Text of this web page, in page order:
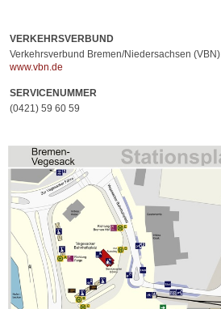
VERKEHRSVERBUND
Verkehrsverbund Bremen/Niedersachsen (VBN)
www.vbn.de
SERVICENUMMER
(0421) 59 60 59